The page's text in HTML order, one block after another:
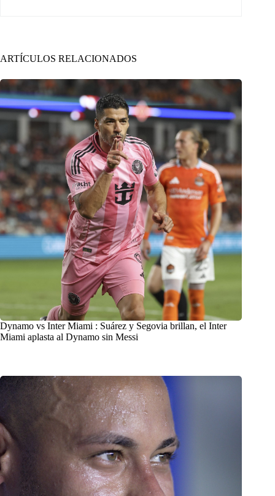
ARTÍCULOS RELACIONADOS
Dynamo vs Inter Miami : Suárez y Segovia brillan, el Inter
Miami aplasta al Dynamo sin Messi